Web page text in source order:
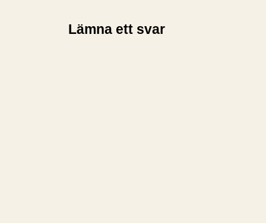
Lämna ett svar